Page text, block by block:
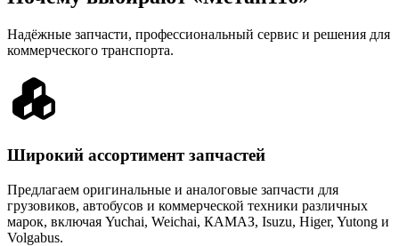
Надёжные запчасти, профессиональный сервис и решения для
коммерческого транспорта.
Широкий ассортимент запчастей
Предлагаем оригинальные и аналоговые запчасти для
грузовиков, автобусов и коммерческой техники различных
марок, включая Yuchai, Weichai, КАМАЗ, Isuzu, Higer, Yutong и
Volgabus.